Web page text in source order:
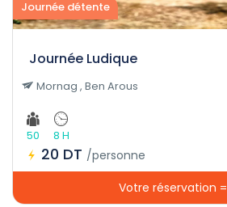
Journée détente
Journée Ludique
Mornag , Ben Arous
50 8 H
20 DT /personne
Votre réservation =